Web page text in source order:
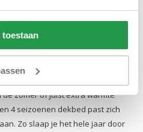
voor iedereen die het hele jaar
zonder steeds van
het dekbed bestaat uit een
die je samen kunt voegen tot
zomer of juist extra warmte
4 seizoenen dekbed past zich
Zo slaap je het hele jaar door